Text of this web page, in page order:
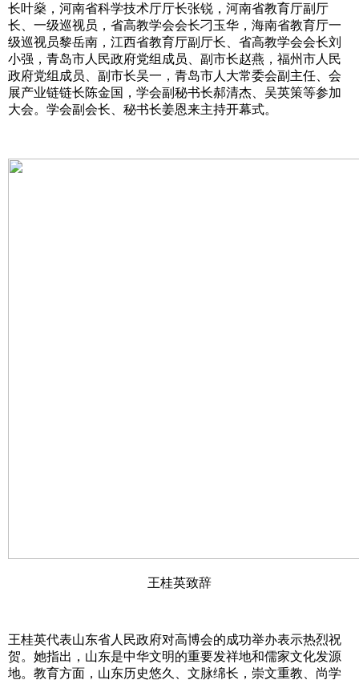
长叶燊，河南省科学技术厅厅长张锐，河南省教育厅副厅
长、一级巡视员，省高教学会会长刁玉华，海南省教育厅一
级巡视员黎岳南，江西省教育厅副厅长、省高教学会会长刘
小强，青岛市人民政府党组成员、副市长赵燕，福州市人民
政府党组成员、副市长吴一，青岛市人大常委会副主任、会
展产业链链长陈金国，学会副秘书长郝清杰、吴英策等参加
大会。学会副会长、秘书长姜恩来主持开幕式。
王桂英致辞
王桂英代表山东省人民政府对高博会的成功举办表示热烈祝
贺。她指出，山东是中华文明的重要发祥地和儒家文化发源
地。教育方面，山东历史悠久、文脉绵长，崇文重教、尚学